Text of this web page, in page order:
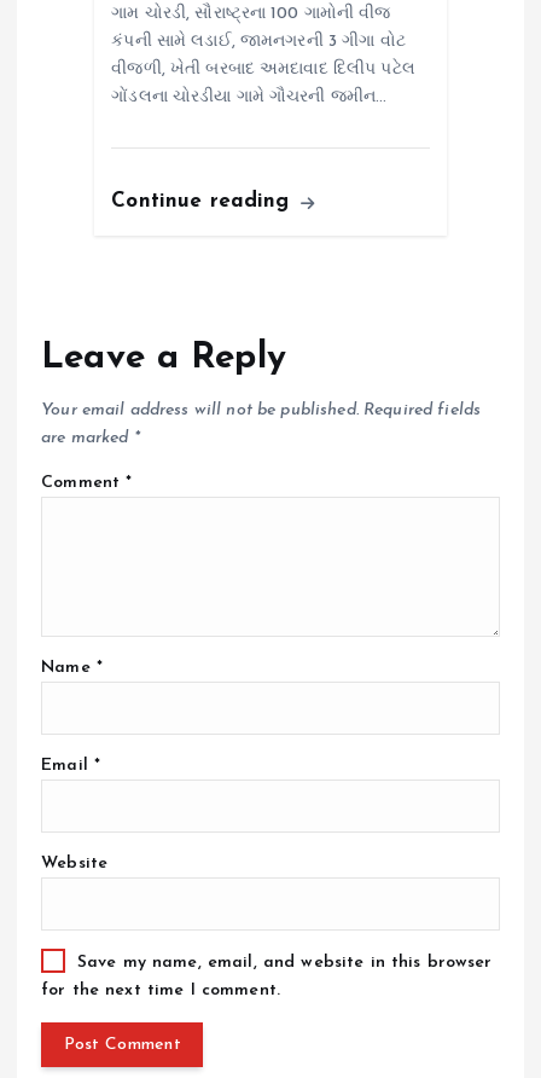
ગામ ચોરડી, સૌરાષ્ટ્રના 100 ગામોની વીજ
કંપની સામે લડાઈ, જામનગરની 3 ગીગા વોટ
વીજળી, ખેતી બરબાદ અમદાવાદ દિલીપ પટેલ
ગોંડલના ચોરડીયા ગામે ગૌચરની જમીન…
Continue reading
Leave a Reply
Your email address will not be published. Required fields
are marked *
Comment*
Name *
Email *
Website
Save my name, email, and website in this browser
for the next time I comment.